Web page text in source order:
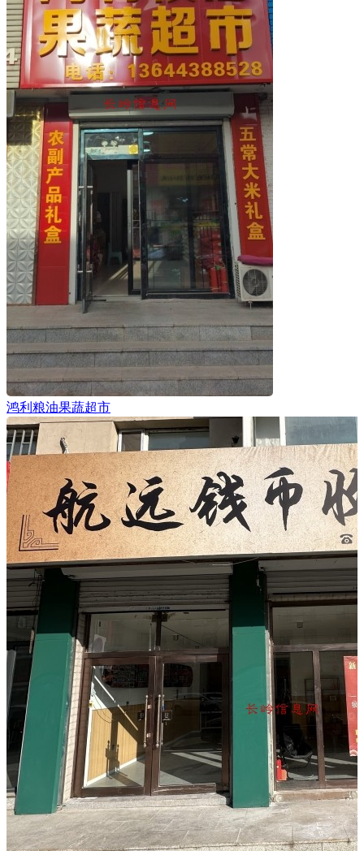
鸿利粮油果蔬超市